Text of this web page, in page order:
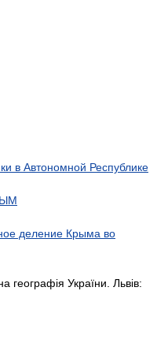
в Автономной Республике
деление Крыма во
географія України. Львів: